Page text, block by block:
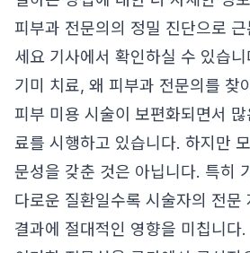
피부과 전문의의 정밀 진단으로
세요 기사에서 확인하실 수 있습니
기미 치료, 왜 피부과 전문의를 찾
피부 미용 시술이 보편화되면서 많
료를 시행하고 있습니다. 하지만
문성을 갖춘 것은 아닙니다. 특히
다로운 질환일수록 시술자의 전문
결과에 절대적인 영향을 미칩니